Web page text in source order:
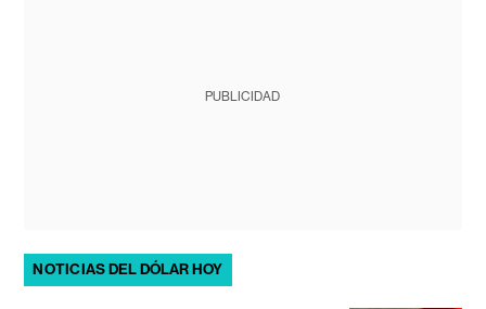
PUBLICIDAD
NOTICIAS DEL DÓLAR HOY